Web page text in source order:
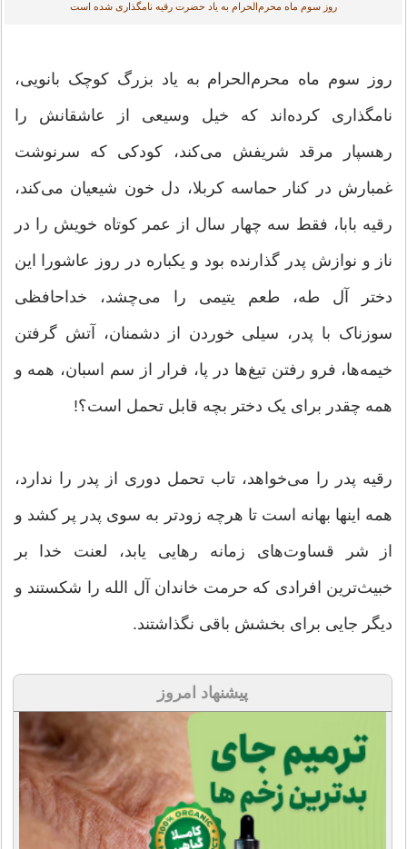
روز سوم ماه‌ محرم‌الحرام به یاد حضرت رقیه نامگذاری شده است
روز سوم ماه‌ محرم‌الحرام به یاد بزرگ کوچک بانویی،
نامگذاری کرده‌اند که خیل وسیعی از عاشقانش را
رهسپار مرقد شریفش می‌کند، کودکی که سرنوشت
غمبارش در کنار حماسه کربلا، دل خون شیعیان می‌کند،
رقیه بابا، فقط سه چهار سال از عمر کوتاه خویش را در
ناز و نوازش پدر گذارنده بود و یکباره در روز عاشورا این
دختر آل طه، طعم یتیمی را می‌چشد، خداحافظی
سوزناک با پدر، سیلی خوردن از دشمنان، آتش گرفتن
خیمه‌ها، فرو رفتن تیغ‌ها در پا، فرار از سم اسبان، همه و
همه چقدر برای یک دختر بچه قابل تحمل است؟!
رقیه پدر را می‌خواهد، تاب تحمل دوری از پدر را ندارد،
همه اینها بهانه است تا هرچه زودتر به سوی پدر پر کشد و
از شر قساوت‌های زمانه رهایی یابد، لعنت خدا بر
خبیث‌ترین افرادی که حرمت خاندان آل الله را شکستند و
دیگر جایی برای بخشش باقی نگذاشتند.
پیشنهاد امروز